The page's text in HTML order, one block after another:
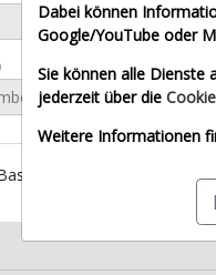
aus.
Dabei können
Google/YouTube oder
Sie können alle Dienste
jederzeit über die
Weitere Informationen